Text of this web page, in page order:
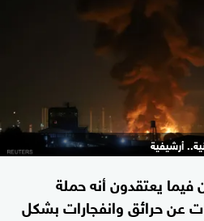
أرشيفية
يعتقدون أنه حملة
عن حرائق وانفجارات بشكل